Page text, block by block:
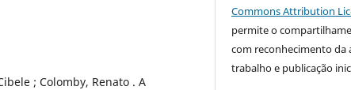
; Colomby, Renato . A
Commons Attribution
permite o
com reconhecimento da
trabalho e publicação